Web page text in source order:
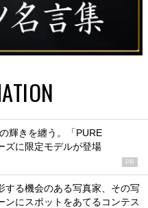
輝きを纏う。「PURE
ズに限定モデルが登場
PR
する機会のある写真家、その写
ンにスポットをあてるコンテス